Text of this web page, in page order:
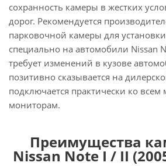
сохранность камеры в жестких
дорог. Рекомендуется
парковочной камеры для
специально на автомобили Nissan
требует изменений в кузове
позитивно сказывается на
подключается практически ко всем
мониторам.
Преимущества
Nissan Note I / II